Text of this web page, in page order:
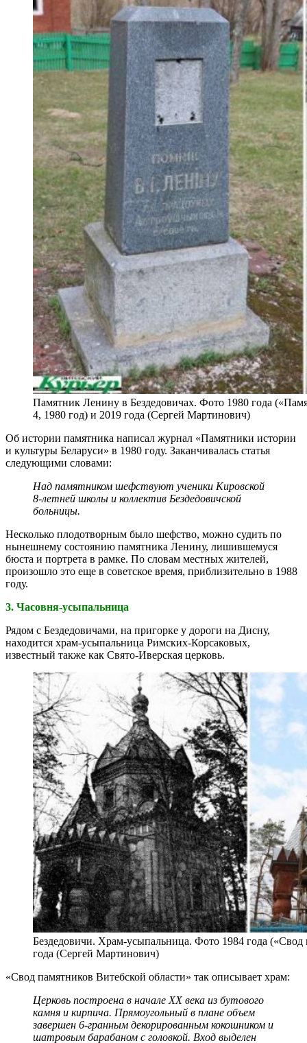
Памятник Ленину в Бездедовичах. Фото 1980 года
4, 1980 год) и 2019 года (Сергей Мартинович)
Об истории памятника написал журнал «Памятники истории
и культуры Беларуси» в 1980 году. Заканчивалась статья
следующими словами:
Над памятником шефствуют ученики Кировской
8-летней школы и коллектив Бездедовичской
больницы.
Несколько плодотворным было шефство, можно судить по
нынешнему состоянию памятника Ленину, лишившемуся
бюста и портрета в рамке. По словам местных жителей,
произошло это еще в советское время, приблизительно в 1988
году.
3. Часовня-усыпальница
Рядом с Бездедовичами, на пригорке у дороги на Дисну,
находится храм-усыпальница Римских-Корсаковых,
известный также как Свято-Иверская церковь.
Бездедовичи. Храм-усыпальница. Фото 1984 года («Свод
года (Сергей Мартинович)
«Свод памятников Витебской области» так описывает храм:
Церковь построена в начале ХХ века из бутового
камня и кирпича. Прямоугольный в плане объем
завершен 6-гранным декорированным кокошником и
шатровым барабаном с головкой. Вход выделен